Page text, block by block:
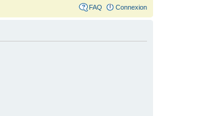
FAQ Connexion